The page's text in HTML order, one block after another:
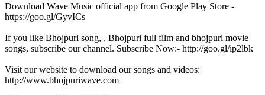
Download Wave Music official app from Google Play Store -
https://goo.gl/GyvICs
If you like Bhojpuri song, , Bhojpuri full film and bhojpuri movie
songs, subscribe our channel. Subscribe Now:- http://goo.gl/ip2lbk
Visit our website to download our songs and videos:
http://www.bhojpuriwave.com